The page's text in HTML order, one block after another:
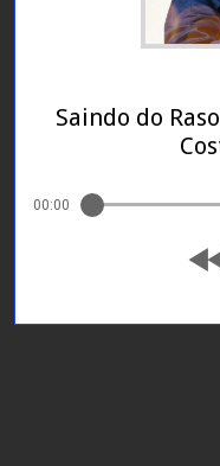
Saindo do
00:00